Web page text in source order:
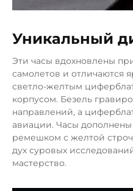
Уникальный
Эти часы вдохновлены
самолетов и отличаются
светло-желтым
корпусом. Безель
направлений, а
авиации. Часы
ремешком с желтой
дух суровых
мастерство.